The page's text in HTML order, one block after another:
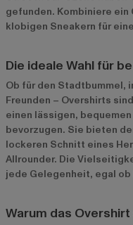
gefunden. Kombiniere ein
klobigen Sneakern für
Die ideale Wahl für
Ob für den Stadtbummel,
Freunden – Overshirts
einen lässigen,
bevorzugen. Sie bieten
lockeren Schnitt eines
Allrounder. Die
jede Gelegenheit, egal
Warum das